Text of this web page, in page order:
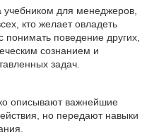
учебником для менеджеров,
кто желает овладеть
понимать поведение других,
сознанием и
задач.
описывают важнейшие
но передают навыки